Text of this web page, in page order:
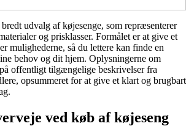
udvalg af køjesenge, som repræsenterer
og prisklasser. Formålet er at give et
mulighederne, så du lettere kan finde en
behov og dit hjem. Oplysningerne om
offentligt tilgængelige beskrivelser fra
opsummeret for at give et klart og brugbart
ved køb af køjeseng